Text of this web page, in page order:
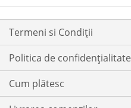
DORINTE
Termeni si Condiții
Politica de confidențialitate
Cum plătesc